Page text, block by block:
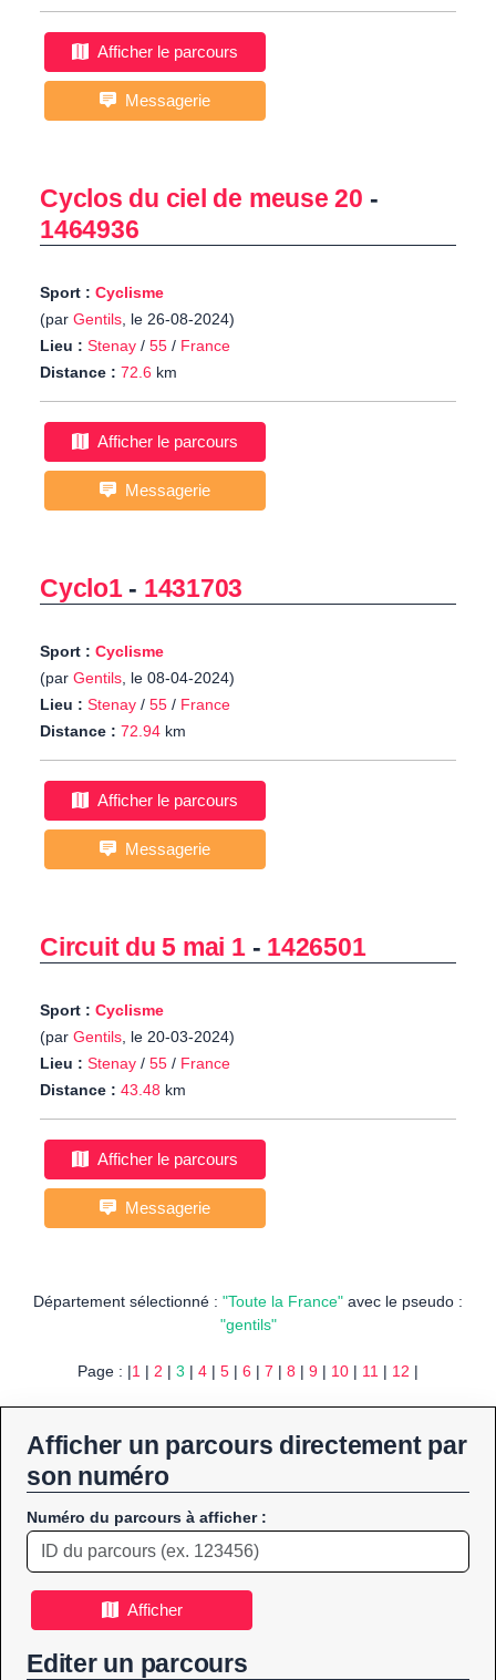
Afficher le parcours
Messagerie
Cyclos du ciel de meuse 20 -
1464936
Sport : Cyclisme
(par Gentils, le 26-08-2024)
Lieu : Stenay / 55 / France
Distance : 72.6 km
Afficher le parcours
Messagerie
Cyclo1- 1431703
Sport : Cyclisme
(par Gentils, le 08-04-2024)
Lieu : Stenay / 55 / France
Distance : 72.94 km
Afficher le parcours
Messagerie
Circuit du 5 mai 1- 1426501
Sport : Cyclisme
(par Gentils, le 20-03-2024)
Lieu : Stenay / 55 / France
Distance : 43.48 km
Afficher le parcours
Messagerie
Département sélectionné : "Toute la France" avec le pseudo :
"gentils"
Page : |1 | 2 | 3 | 4 | 5 | 6 | 7 | 8 | 9 | 10 | 11 | 12 |
Afficher un parcours directement par
son numéro
Numéro du parcours à afficher :
Afficher
Editer un parcours